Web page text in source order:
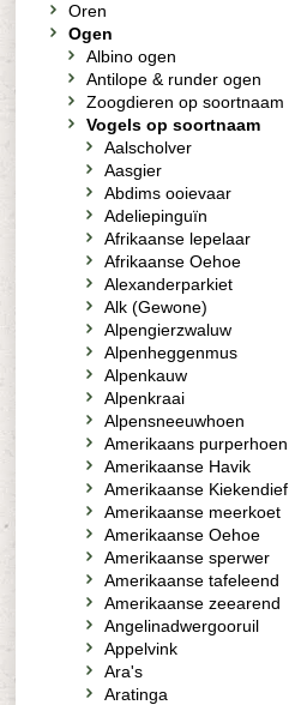
Oren
Ogen
Albino ogen
Antilope & runder ogen
Zoogdieren op soortnaam
Vogels op soortnaam
Aalscholver
Aasgier
Abdims ooievaar
Adeliepinguïn
Afrikaanse lepelaar
Afrikaanse Oehoe
Alexanderparkiet
Alk (Gewone)
Alpengierzwaluw
Alpenheggenmus
Alpenkauw
Alpenkraai
Alpensneeuwhoen
Amerikaans purperhoen
Amerikaanse Havik
Amerikaanse Kiekendief
Amerikaanse meerkoet
Amerikaanse Oehoe
Amerikaanse sperwer
Amerikaanse tafeleend
Amerikaanse zeearend
Angelinadwergooruil
Appelvink
Ara's
Aratinga